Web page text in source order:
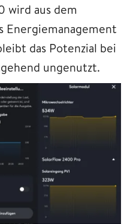
wird aus dem
Energiemanagement
das Potenzial bei
ungenutzt.